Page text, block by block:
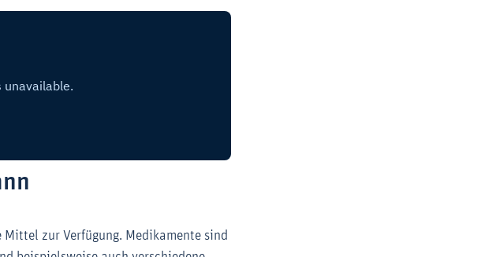
zur Verfügung. Medikamente sind